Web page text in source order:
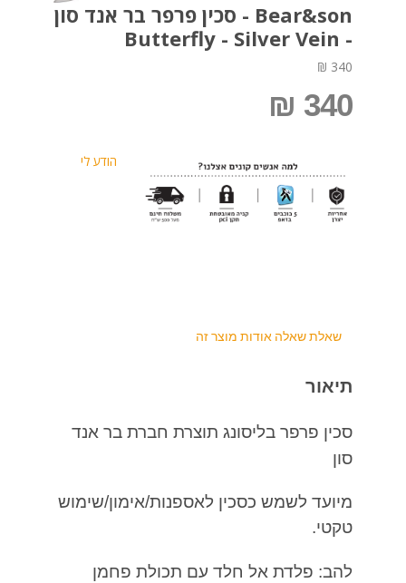
Bear&son - סכין פרפר בר אנד סון
- Butterfly - Silver Vein
340 ₪
340 ₪
הודע לי
שאלת שאלה אודות מוצר זה
תיאור
סכין פרפר בליסונג תוצרת חברת בר אנד
סון
מיועד לשמש כסכין לאספנות/אימון/שימוש
טקטי.
להב: פלדת אל חלד עם תכולת פחמן